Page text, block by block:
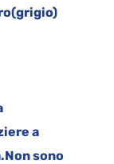
a
Non sono